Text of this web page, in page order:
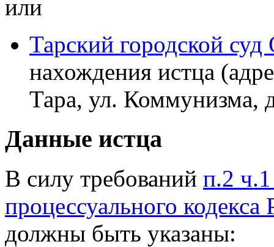
или
Тарский городской
нахождения истца
Тара, ул. Коммунизма,
Данные истца
В силу требований п.2
процессуального кодекса
должны быть указаны: